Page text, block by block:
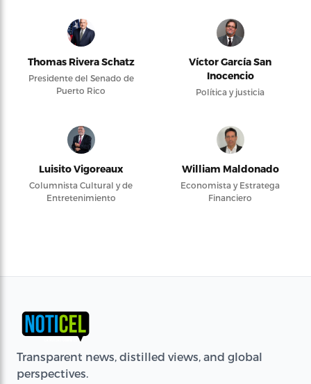
Thomas Rivera Schatz
Presidente del Senado de
Puerto Rico
Víctor García San
Inocencio
Política y justicia
Luisito Vigoreaux
Columnista Cultural y de
Entretenimiento
William Maldonado
Economista y Estratega
Financiero
Transparent news, distilled views, and global
perspectives.